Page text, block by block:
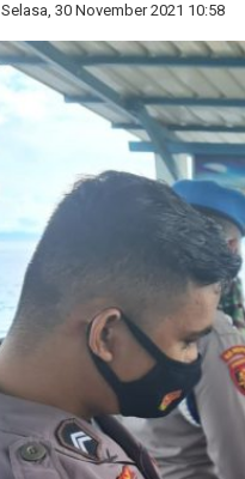
Selasa, 30 November 2021 10:58